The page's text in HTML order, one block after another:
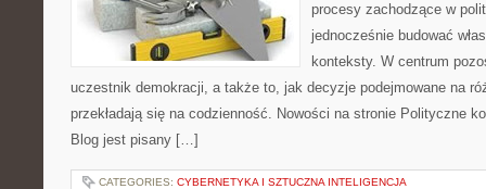
procesy zachodzące w
jednocześnie budować
konteksty. W centrum
uczestnik demokracji, a także to, jak decyzje podejmowane na
przekładają się na codzienność. Nowości na stronie Polityczne
Blog jest pisany […]
CATEGORIES: CYBERNETYKA I SZTUCZNA INTELIGENCJA